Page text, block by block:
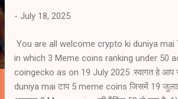
- July 18, 2025
You are all welcome crypto ki duniya
in which 3 Meme coins ranking under 50
coingecko as on 19 July 2025 .स्वागत हे आप
duniya mai टाप 5 meme coins जिसमें 19